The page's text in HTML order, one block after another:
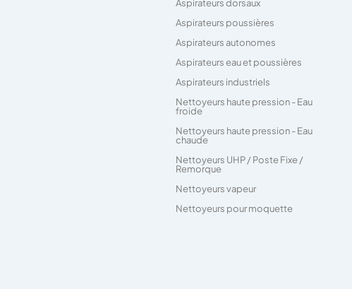
Aspirateurs dorsaux
Aspirateurs poussières
Aspirateurs autonomes
Aspirateurs eau et poussières
Aspirateurs industriels
Nettoyeurs haute pression - Eau
froide
Nettoyeurs haute pression - Eau
chaude
Nettoyeurs UHP / Poste Fixe /
Remorque
Nettoyeurs vapeur
Nettoyeurs pour moquette